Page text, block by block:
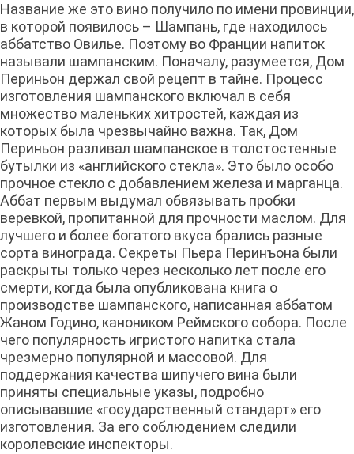
Название же это вино получило по имени провинции,
в которой появилось – Шампань, где находилось
аббатство Овилье. Поэтому во Франции напиток
называли шампанским. Поначалу, разумеется, Дом
Периньон держал свой рецепт в тайне. Процесс
изготовления шампанского включал в себя
множество маленьких хитростей, каждая из
которых была чрезвычайно важна. Так, Дом
Периньон разливал шампанское в толстостенные
бутылки из «английского стекла». Это было особо
прочное стекло с добавлением железа и марганца.
Аббат первым выдумал обвязывать пробки
веревкой, пропитанной для прочности маслом. Для
лучшего и более богатого вкуса брались разные
сорта винограда. Секреты Пьера Перинъона были
раскрыты только через несколько лет после его
смерти, когда была опубликована книга о
производстве шампанского, написанная аббатом
Жаном Годино, каноником Реймского собора. После
чего популярность игристого напитка стала
чрезмерно популярной и массовой. Для
поддержания качества шипучего вина были
приняты специальные указы, подробно
описывавшие «государственный стандарт» его
изготовления. За его соблюдением следили
королевские инспекторы.